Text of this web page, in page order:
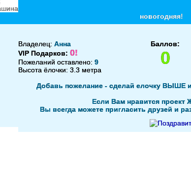
новогодняя!
Владелец: Анна
VIP Подарков: 0!
Пожеланий оставлено: 9
Высота ёлочки: 3.3 метра
Баллов:
0
Добавь пожелание - сделай елочку ВЫШЕ
Если Вам нравится проект
Вы всегда можете пригласить друзей и